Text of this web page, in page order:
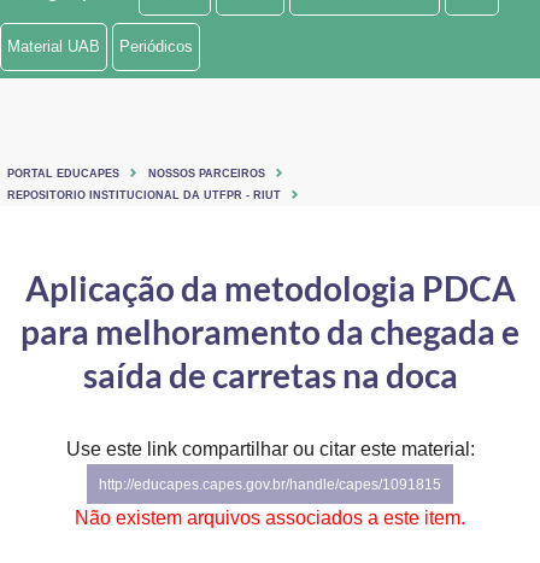
Ministério de Minas e Energia
Ministério do Turismo
Controladoria-Geral da União
Ministério da Mulher, da Família e dos Direitos Humanos
Secretaria de Governo
Gabinete de Segurança Institucional
Material UAB Periódicos
PORTAL EDUCAPES
NOSSOS PARCEIROS
REPOSITORIO INSTITUCIONAL DA UTFPR - RIUT
Aplicação da metodologia PDCA
para melhoramento da chegada e
saída de carretas na doca
Use este link compartilhar ou citar este material:
http://educapes.capes.gov.br/handle/capes/1091815
Não existem arquivos associados a este item.